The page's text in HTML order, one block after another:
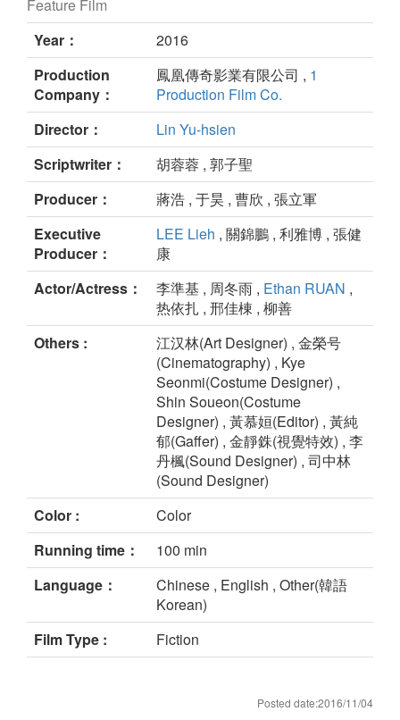
Never Said Goodbye still
Feature Film
Year：
2016
Production
Company：
鳳凰傳奇影業有限公司 , 1
Production Film Co.
Director：
Lin Yu-hsien
Scriptwriter：
胡蓉蓉 , 郭子聖
Producer：
蔣浩 , 于昊 , 曹欣 , 張立軍
Executive
Producer：
LEE Lieh , 關錦鵬 , 利雅博 , 張健
康
Actor/Actress：
李準基 , 周冬雨 , Ethan RUAN ,
热依扎 , 邢佳棟 , 柳善
Others :
江汉林(Art Designer) , 金榮号
(Cinematography) , Kye
Seonmi(Costume Designer) ,
Shin Soueon(Costume
Designer) , 黃慕姮(Editor) , 黃純
郁(Gaffer) , 金靜銖(視覺特效) , 李
丹楓(Sound Designer) , 司中林
(Sound Designer)
Color :
Color
Running time：
100 min
Language：
Chinese , English , Other(韓語
Korean)
Film Type :
Fiction
Posted date:2016/11/04